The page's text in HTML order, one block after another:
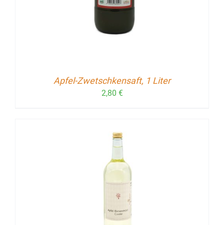
Apfel-Zwetschkensaft, 1 Liter
2,80 €